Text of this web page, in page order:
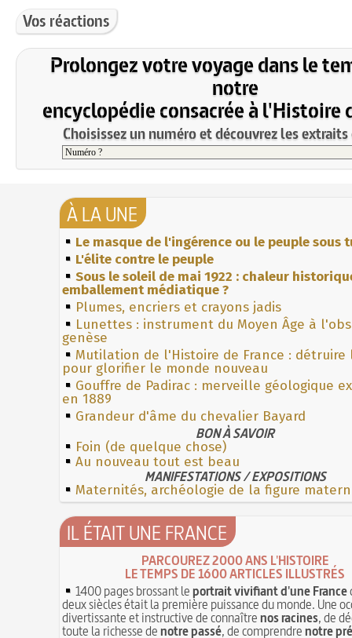
Vos réactions
Prolongez votre voyage dans le
notre
encyclopédie consacrée à l'Histoire
Choisissez un numéro et découvrez les
À LA UNE
Le masque de l'ingérence ou le peuple sous
L'élite contre le peuple
Sous le soleil de mai 1922 : chaleur
emballement médiatique ?
Plumes, encriers et crayons jadis
Lunettes : instrument du Moyen Âge à
genèse
Mutilation de l'Histoire de France : détruire
pour glorifier le monde nouveau
Gouffre de Padirac : merveille géologique
en 1889
Grandeur d'âme du chevalier Bayard
BON À SAVOIR
Foin (de quelque chose)
Au nouveau tout est beau
MANIFESTATIONS / EXPOSITIONS
Maternités, archéologie de la figure
IL ÉTAIT UNE FRANCE
PARCOUREZ 2000 ANS L'HISTOIRE
LE TEMPS DE 1600 ARTICLES ILLUSTRÉS
1400 pages brossant leportrait vivifiant d'une France
deux siècles était la première puissance du monde. Une
divertissante et instructive de connaîtrenos racines, de
toute la richesse denotre passé, de comprendrenotre